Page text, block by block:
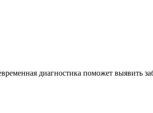
диагностика поможет выявить